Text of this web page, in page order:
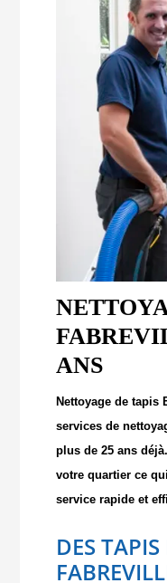
ANS
Nettoyage de tapis
services de
plus de 25 ans
votre quartier ce
service rapide et
DES